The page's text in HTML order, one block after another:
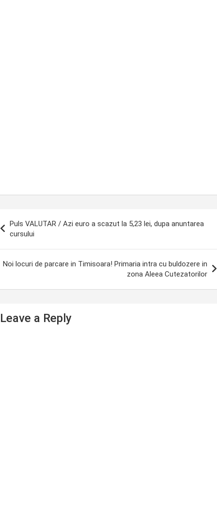
Puls VALUTAR / Azi euro a scazut la 5,23 lei, dupa anuntarea
cursului
Noi locuri de parcare in Timisoara! Primaria intra cu buldozere in
zona Aleea Cutezatorilor
Leave a Reply